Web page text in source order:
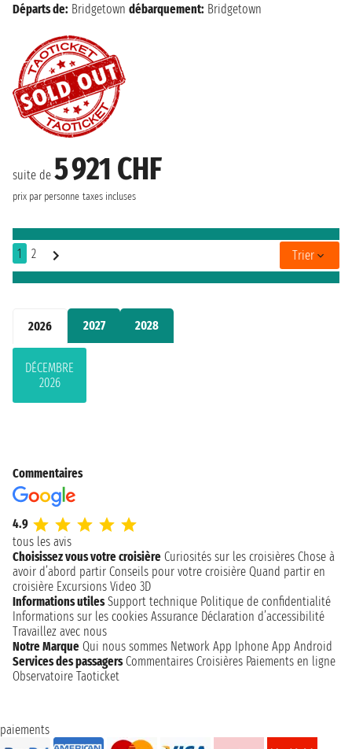
2026 2027 2028
DÉCEMBRE
2026
suite de 5 921 CHF
prix par personne taxes incluses
Départs de: Bridgetown débarquement: Bridgetown
1 2 Trier
Commentaires
4.9
tous les avis
Choisissez vous votre croisière Curiosités sur les croisières Chose à
avoir d’abord partir Conseils pour votre croisière Quand partir en
croisière Excursions Video 3D
Informations utiles Support technique Politique de confidentialité
Informations sur les cookies Assurance Déclaration d’accessibilité
Travaillez avec nous
Notre Marque Qui nous sommes Network App Iphone App Android
Services des passagers Commentaires Croisières Paiements en ligne
Observatoire Taoticket
paiements